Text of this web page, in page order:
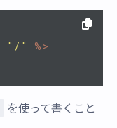
"/" %>
を使って書くこと